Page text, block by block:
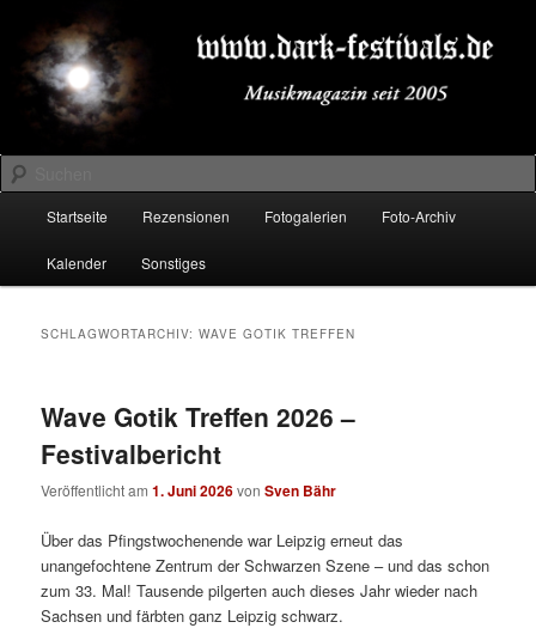
primären
Inhalt
springen
sekundären
Inhalt
springenDARK-FESTIVALS.DE
Suchen
Startseite Rezensionen Fotogalerien Foto-Archiv
Kalender Sonstiges
SCHLAGWORTARCHIV:WAVE GOTIK TREFFEN
Wave Gotik Treffen 2026 –
Festivalbericht
Veröffentlicht am1. Juni 2026vonSven Bähr
Über das Pfingstwochenende war Leipzig erneut das
unangefochtene Zentrum der Schwarzen Szene – und das schon
zum 33. Mal! Tausende pilgerten auch dieses Jahr wieder nach
Sachsen und färbten ganz Leipzig schwarz.